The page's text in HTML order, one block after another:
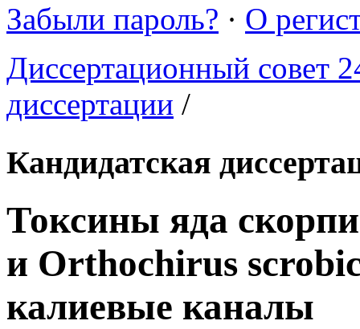
Забыли пароль? · О
Диссертационный совет
диссертации /
Кандидатская
Токсины яда
и Orthochirus
калиевые каналы